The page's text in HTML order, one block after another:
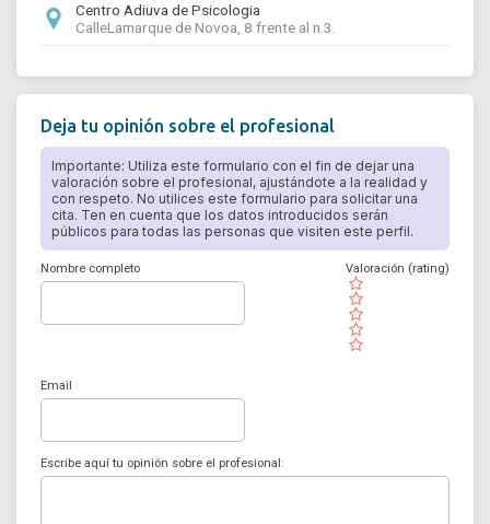
Centro Adiuva de Psicologia
CalleLamarque de Novoa, 8 frente al n.3.
Deja tu opinión sobre el profesional
Importante: Utiliza este formulario con el fin de dejar una
valoración sobre el profesional, ajustándote a la realidad y
con respeto. No utilices este formulario para solicitar una
cita. Ten en cuenta que los datos introducidos serán
públicos para todas las personas que visiten este perfil.
Nombre completo
( )
( )
( )
( )
( )
Valoración (rating)
Email
Escribe aquí tu opinión sobre el profesional: